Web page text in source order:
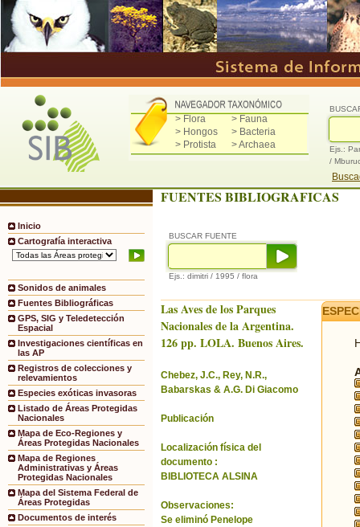
> Flora
> Fauna
> Hongos
> Bacteria
> Protista
> Archaea
Ejs.:
/
Inicio
Cartografía interactiva
Sonidos de animales
Fuentes Bibliográficas
GPS, SIG y Teledetección
Espacial
Investigaciones científicas en
las AP
Registros de colecciones y
relevamientos
Especies exóticas invasoras
Listado de Áreas Protegidas
Nacionales
Mapa de Eco-Regiones y
Áreas Protegidas Nacionales
Mapa de Regiones
Administrativas y Áreas
Protegidas Nacionales
Mapa del Sistema Federal de
Áreas Protegidas
Documentos de interés
FUENTES BIBLIOGRAFICAS
BUSCAR FUENTE
Ejs.: dimitri / 1995 / flora
Las Aves de los Parques
Nacionales de la Argentina.
126 pp. LOLA. Buenos Aires.
Chebez, J.C., Rey, N.R.,
Babarskas & A.G. Di Giacomo
Publicación
Localización física del
documento :
BIBLIOTECA ALSINA
Observaciones:
Se eliminó Penelope